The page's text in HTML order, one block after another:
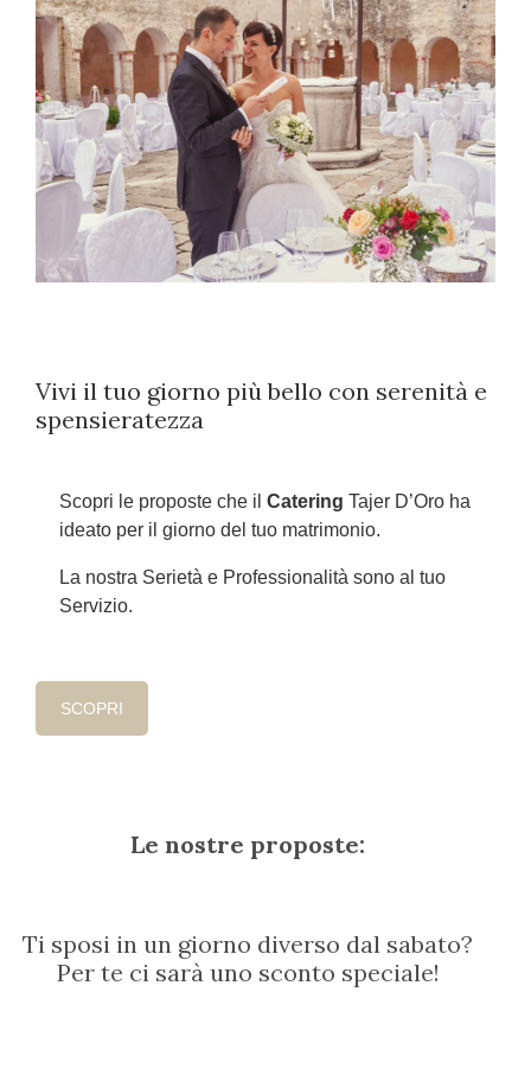
Vivi il tuo giorno più bello con serenità e
spensieratezza
Scopri le proposte che il Catering Tajer D’Oro ha
ideato per il giorno del tuo matrimonio.
La nostra Serietà e Professionalità sono al tuo
Servizio.
SCOPRI
Le nostre proposte:
Ti sposi in un giorno diverso dal sabato?
Per te ci sarà uno sconto speciale!